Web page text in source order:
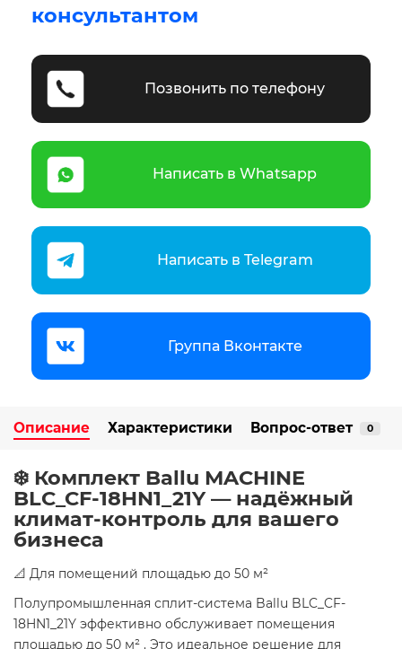
консультантом
Позвонить по телефону
Написать в Whatsapp
Написать в Telegram
Группа Вконтакте
Описание Характеристики Вопрос-ответ 0
❄️ Комплект Ballu MACHINE
BLC_CF-18HN1_21Y — надёжный
климат-контроль для вашего
бизнеса
📐 Для помещений площадью до 50 м²
Полупромышленная сплит-система Ballu BLC_CF-
18HN1_21Y эффективно обслуживает помещения
площадью до 50 м² . Это идеальное решение для